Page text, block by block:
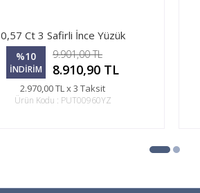
0,57 Ct 3 Safirli İnce Yüzük
%10
İNDİRİM
9.901,00 TL
8.910,90 TL
2.970,00 TL x 3 Taksit
Ürün Kodu : PUT00960YZ